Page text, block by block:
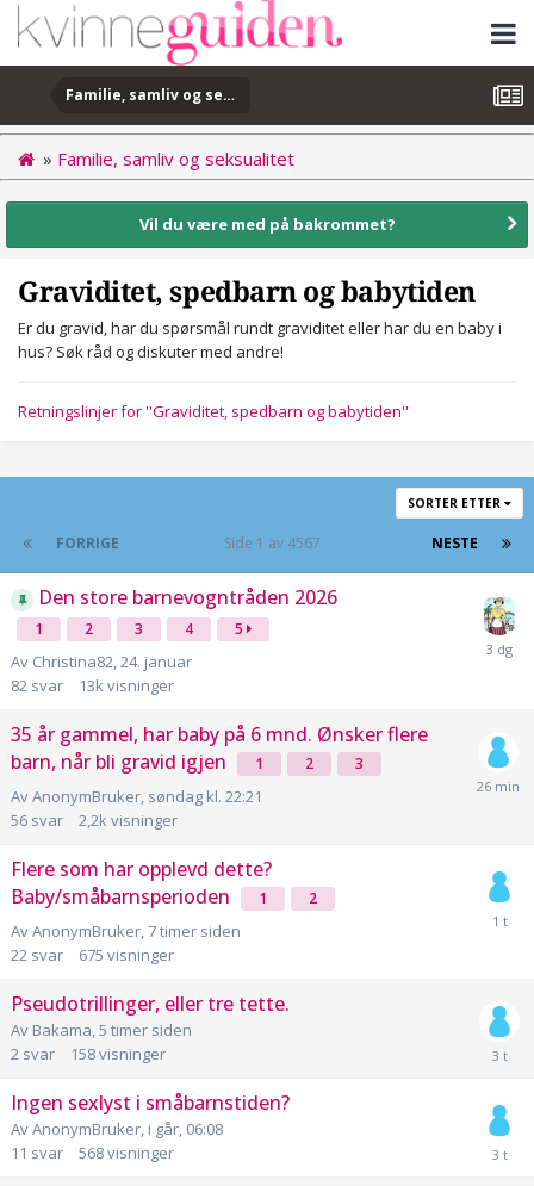
Familie, samliv og seksualitet
» Familie, samliv og seksualitet
Vil du være med på bakrommet?
Graviditet, spedbarn og babytiden
Er du gravid, har du spørsmål rundt graviditet eller har du en baby i
hus? Søk råd og diskuter med andre!
Retningslinjer for ''Graviditet, spedbarn og babytiden''
SORTER ETTER
FORRIGE NESTE
Side 1 av 4567
Den store barnevogntråden 2026
1 2 3 4 5
Av Christina82,24. januar
82 svar 13kvisninger
35 år gammel, har baby på 6 mnd. Ønsker flere
barn, når bli gravid igjen
1 2 3
AvAnonymBruker, søndag kl. 22:21
56 svar 2,2kvisninger
Flere som har opplevd dette?
Baby/småbarnsperioden
1 2
AvAnonymBruker,7 timer siden
22 svar 675 visninger
Pseudotrillinger, eller tre tette.
Av Bakama,5 timer siden
2 svar 158visninger
Ingen sexlyst i småbarnstiden?
AvAnonymBruker, i går, 06:08
11 svar 568visninger